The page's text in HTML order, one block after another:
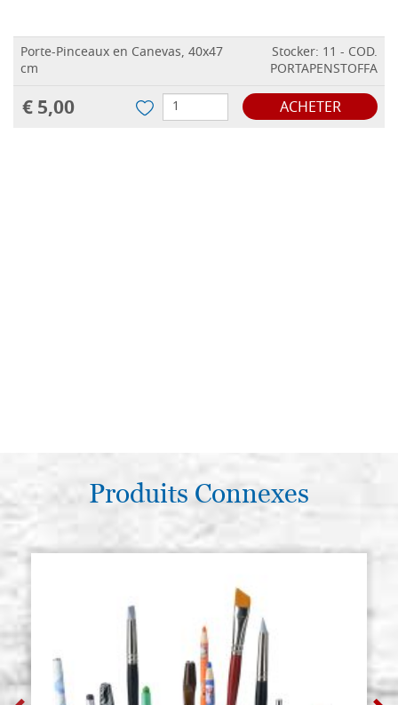
Porte-Pinceaux en Canevas, 40x47
cm
Stocker: 11 - COD.
PORTAPENSTOFFA
€ 5,00 ACHETER
Produits Connexes